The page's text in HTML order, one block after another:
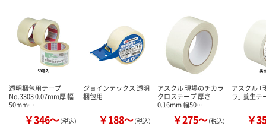
数量
カゴへ カゴへ カ
透明梱包用テープ
No.3303 0.07mm厚 幅
50mm…
￥346～（税込）
ジョインテックス 透明
梱包用
￥188～（税込）
アスクル 現場のチカラ
クロステープ 厚さ
0.16mm 幅50…
￥275～（税込）
アスクル
ラ」 養生テ
￥